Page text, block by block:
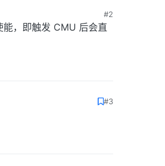
#2
，即触发 CMU 后会直
#3